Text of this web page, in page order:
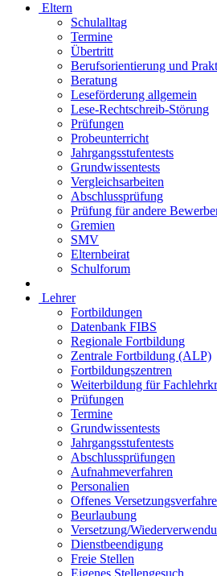
Eltern
Schulalltag
Termine
Übertritt
Berufsorientierung und
Beratung
Leseförderung allgemein
Lese-Rechtschreib-Störung
Prüfungen
Probeunterricht
Jahrgangsstufentests
Grundwissentests
Vergleichsarbeiten
Abschlussprüfung
Prüfung für andere
Gremien
SMV
Elternbeirat
Schulforum
Lehrer
Fortbildungen
Datenbank FIBS
Regionale Fortbildung
Zentrale Fortbildung (ALP)
Fortbildungszentren
Weiterbildung für
Prüfungen
Termine
Grundwissentests
Jahrgangsstufentests
Abschlussprüfungen
Aufnahmeverfahren
Personalien
Offenes
Beurlaubung
Versetzung/
Dienstbeendigung
Freie Stellen
Eigenes Stellengesuch